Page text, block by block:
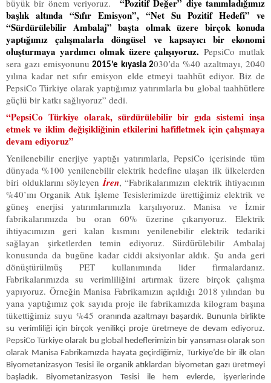
büyük bir önem veriyoruz.
“Pozitif Değer” diye tanımladığımız
başlık altında “Sıfır Emisyon”, “Net Su Pozitif Hedefi” ve
“Sürdürülebilir Ambalaj” başta olmak üzere birçok konuda
yaptığımız çalışmalarla döngüsel ve kapsayıcı bir ekonomi
oluşturmaya yardımcı olmak üzere çalışıyoruz.PepsiCo mutlak
sera gazı emisyonunu 2015’e kıyasla 2030’da %40 azaltmayı, 2040
yılına kadar net sıfır emisyon elde etmeyi taahhüt ediyor. Biz de
PepsiCo Türkiye olarak yaptığımız yatırımlarla bu global taahhütlere
güçlü bir katkı sağlıyoruz” dedi.
“PepsiCo Türkiye olarak, sürdürülebilir bir gıda sistemi inşa
etmek ve iklim değişikliğinin etkilerini hafifletmek için çalışmaya
devam ediyoruz”
Yenilenebilir enerjiye yaptığı yatırımlarla, PepsiCo içerisinde tüm
dünyada %100 yenilenebilir elektrik hedefine ulaşan ilk ülkelerden
biri olduklarını söyleyenİren, “Fabrikalarımızın elektrik ihtiyacının
%40’ını Organik Atık İşleme Tesislerimizde ürettiğimiz elektrik ve
güneş enerjisi yatırımlarımızla karşılıyoruz. Manisa ve İzmir
fabrikalarımızda bu oran 60% üzerine çıkarıyoruz. Elektrik
ihtiyacımızın geri kalan kısmını yenilenebilir elektrik tedariki
sağlayan şirketlerden temin ediyoruz. Sürdürülebilir Ambalaj
konusunda da bugüne kadar ciddi aksiyonlar aldık. Şu anda geri
dönüştürülmüş PET kullanımında lider firmalardanız.
Fabrikalarımızda su verimliliğini artırmak üzere birçok çalışma
yapıyoruz. Örneğin Manisa Fabrikamızın açıldığı 2018 yılından bu
yana yaptığımız çok sayıda proje ile fabrikamızda kilogram başına
tükettiğimiz suyu %45 oranında azaltmayı başardık. Bununla birlikte
su verimliliği için birçok yenilikçi proje üretmeye de devam ediyoruz.
PepsiCo Türkiye olarak bu global hedeflerimizin bir yansıması olarak son
olarak Manisa Fabrikamızda hayata geçirdiğimiz, Türkiye’de bir ilk olan
Biyometanizasyon Tesisi ile organik atıklardan biyometan gazı üretmeyi
başladık. Biyometanizasyon Tesisi ile hem evlerde, işyerlerinde